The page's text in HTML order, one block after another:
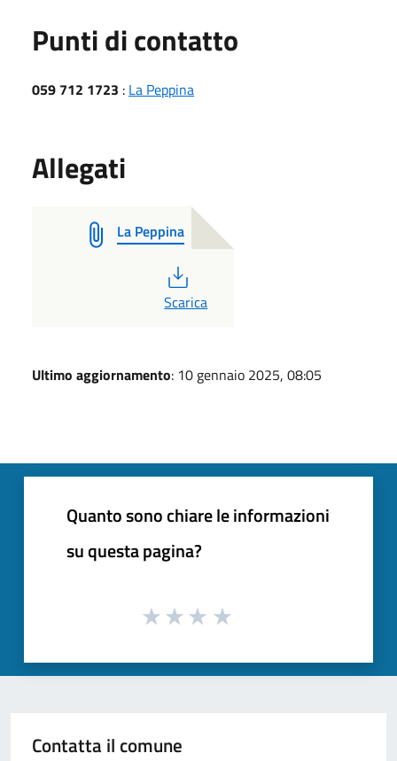
Punti di contatto
059 712 1723 : La Peppina
Allegati
La Peppina
PDF
Scarica
Ultimo aggiornamento: 10 gennaio 2025, 08:05
Quanto sono chiare le informazioni
su questa pagina?
Contatta il comune